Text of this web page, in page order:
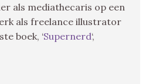
als mediathecaris op een
als freelance illustrator
boek, ‘Supernerd‘,